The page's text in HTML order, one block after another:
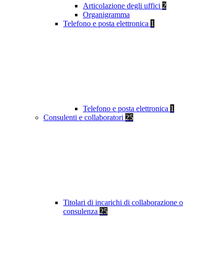
Articolazione degli uffici 2
Organigramma
Telefono e posta elettronica 1
Telefono e posta elettronica 1
Consulenti e collaboratori 25
Titolari di incarichi di collaborazione o
consulenza 25